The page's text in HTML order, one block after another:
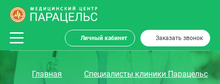
Личный кабинет Заказать звонок
Главная Специалисты клиники Парацельс